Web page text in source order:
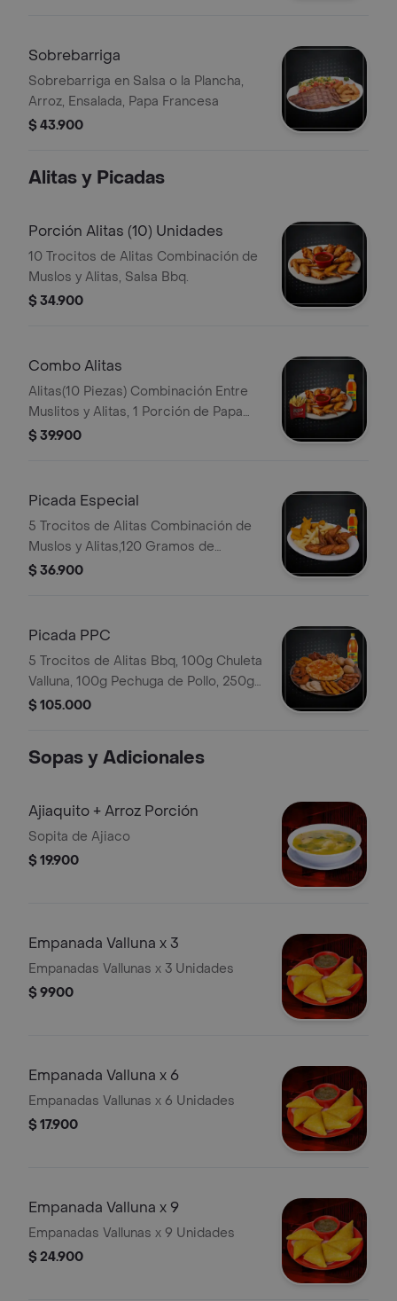
Sobrebarriga
Sobrebarriga en Salsa o la Plancha,
Arroz, Ensalada, Papa Francesa
$ 43.900
Alitas y Picadas
Porción Alitas (10) Unidades
10 Trocitos de Alitas Combinación de
Muslos y Alitas, Salsa Bbq.
$ 34.900
Combo Alitas
Alitas(10 Piezas) Combinación Entre
Muslitos y Alitas, 1 Porción de Papa
Francesa, Bebida Pet 400 ml
$ 39.900
Picada Especial
5 Trocitos de Alitas Combinación de
Muslos y Alitas,120 Gramos de
Milanesa de Pollo Apanado, Papa
$ 36.900
Picada PPC
5 Trocitos de Alitas Bbq, 100g Chuleta
Valluna, 100g Pechuga de Pollo, 250g
Costillas Bbq, Pizza Personal, Papa
$ 105.000
Sopas y Adicionales
Ajiaquito + Arroz Porción
Sopita de Ajiaco
$ 19.900
Empanada Valluna x 3
Empanadas Vallunas x 3 Unidades
$ 9900
Empanada Valluna x 6
Empanadas Vallunas x 6 Unidades
$ 17.900
Empanada Valluna x 9
Empanadas Vallunas x 9 Unidades
$ 24.900